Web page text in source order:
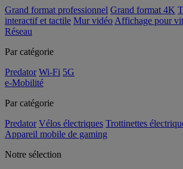
Grand format professionnel Grand format 4K
interactif et tactile Mur vidéo Affichage pour
Réseau
Par catégorie
Predator Wi-Fi 5G
e-Mobilité
Par catégorie
Predator Vélos électriques Trottinettes
Appareil mobile de gaming
Notre sélection